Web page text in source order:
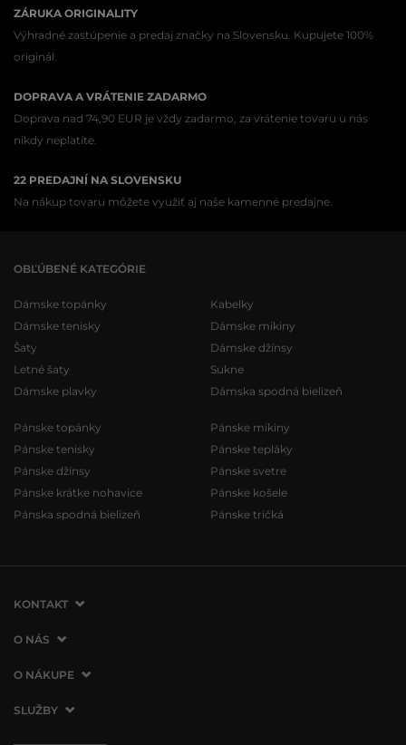
ZÁRUKA ORIGINALITY
Výhradné zastúpenie a predaj značky na Slovensku. Kupujete 100%
originál.
DOPRAVA A VRÁTENIE ZADARMO
Doprava nad 74,90 EUR je vždy zadarmo, za vrátenie tovaru u nás
nikdy neplatíte.
22 PREDAJNÍ NA SLOVENSKU
Na nákup tovaru môžete využiť aj naše kamenné predajne.
OBĽÚBENÉ KATEGÓRIE
Dámske topánky
Dámske tenisky
Šaty
Letné šaty
Dámske plavky
Kabelky
Dámske mikiny
Dámske džínsy
Sukne
Dámska spodná bielizeň
Pánske topánky
Pánske tenisky
Pánske džínsy
Pánske krátke nohavice
Pánska spodná bielizeň
Pánske mikiny
Pánske tepláky
Pánske svetre
Pánske košele
Pánske tričká
KONTAKT
VERMONT Services Slovakia s. r. o.
821 07 Bratislava
Slovenská republika
O NÁS
O spoločnosti
Naše predajne
O NÁKUPE
Ako nakupovať
SLUŽBY